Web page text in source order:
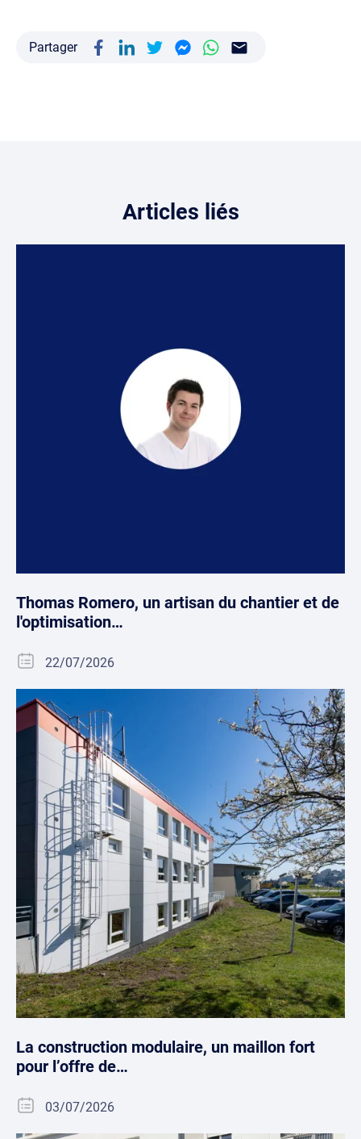
Partager
Articles liés
Thomas Romero, un artisan du chantier et de
l'optimisation…
22/07/2026
La construction modulaire, un maillon fort
pour l’offre de…
03/07/2026